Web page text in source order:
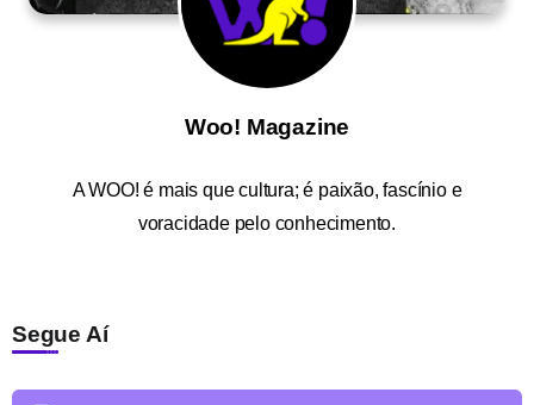
Woo! Magazine
AWOO! é mais que cultura; é paixão, fascínio e
voracidade pelo conhecimento.
Segue Aí